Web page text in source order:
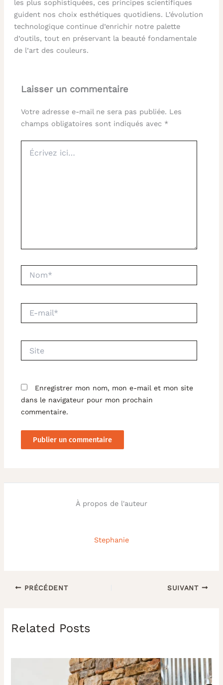
les plus sophistiquées, ces principes scientifiques
guident nos choix esthétiques quotidiens. L’évolution
technologique continue d’enrichir notre palette
d’outils, tout en préservant la beauté fondamentale
de l’art des couleurs.
Laisser un commentaire
Votre adresse e-mail ne sera pas publiée. Les
champs obligatoires sont indiqués avec *
ici…
mail*
Enregistrer mon nom, mon e-mail et mon site
dans le navigateur pour mon prochain
commentaire.
À propos de l'auteur
Stephanie
PRÉCÉDENT SUIVANT
Related Posts